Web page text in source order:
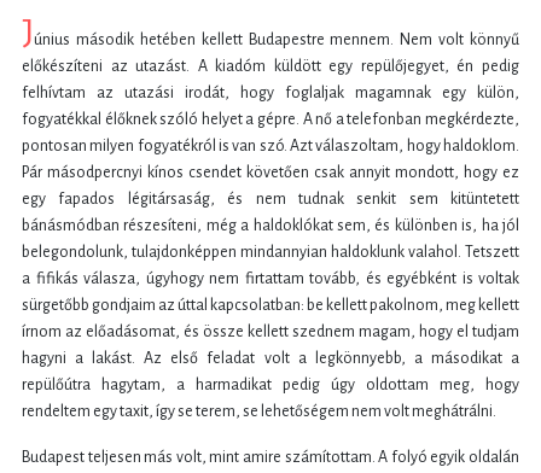
Június második hetében kellett Budapestre mennem. Nem volt könnyű
előkészíteni az utazást. A kiadóm küldött egy repülőjegyet, én pedig
felhívtam az utazási irodát, hogy foglaljak magamnak egy külön,
fogyatékkal élőknek szóló helyet a gépre. A nő a telefonban megkérdezte,
pontosan milyen fogyatékról is van szó. Azt válaszoltam, hogy haldoklom.
Pár másodpercnyi kínos csendet követően csak annyit mondott, hogy ez
egy fapados légitársaság, és nem tudnak senkit sem kitüntetett
bánásmódban részesíteni, még a haldoklókat sem, és különben is, ha jól
belegondolunk, tulajdonképpen mindannyian haldoklunk valahol. Tetszett
a fifikás válasza, úgyhogy nem firtattam tovább, és egyébként is voltak
sürgetőbb gondjaim az úttal kapcsolatban: be kellett pakolnom, meg kellett
írnom az előadásomat, és össze kellett szednem magam, hogy el tudjam
hagyni a lakást. Az első feladat volt a legkönnyebb, a másodikat a
repülőútra hagytam, a harmadikat pedig úgy oldottam meg, hogy
rendeltem egy taxit, így se terem, se lehetőségem nem volt meghátrálni.
Budapest teljesen más volt, mint amire számítottam. A folyó egyik oldalán